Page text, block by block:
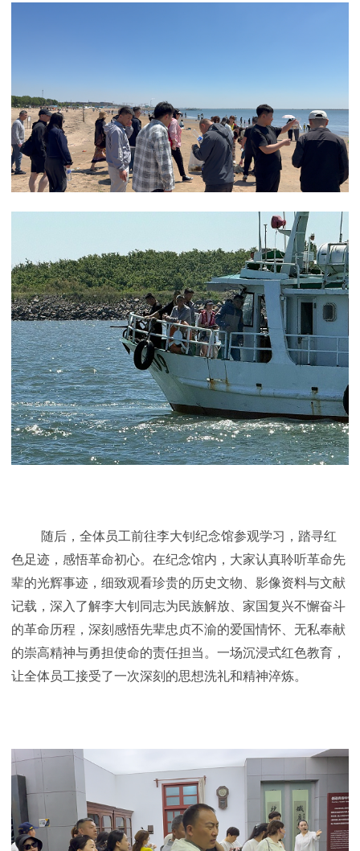
随后，全体员工前往李大钊纪念馆参观学习，踏寻红
色足迹，感悟革命初心。在纪念馆内，大家认真聆听革命先
辈的光辉事迹，细致观看珍贵的历史文物、影像资料与文献
记载，深入了解李大钊同志为民族解放、家国复兴不懈奋斗
的革命历程，深刻感悟先辈忠贞不渝的爱国情怀、无私奉献
的崇高精神与勇担使命的责任担当。一场沉浸式红色教育，
让全体员工接受了一次深刻的思想洗礼和精神淬炼。